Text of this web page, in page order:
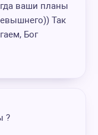
ваши планы
Так
Бог
?